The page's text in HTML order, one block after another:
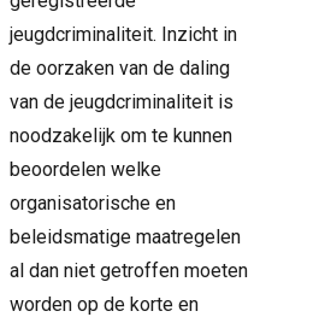
jeugdcriminaliteit. Inzicht in
de oorzaken van de daling
van de jeugdcriminaliteit is
noodzakelijk om te kunnen
beoordelen welke
organisatorische en
beleidsmatige maatregelen
al dan niet getroffen moeten
worden op de korte en